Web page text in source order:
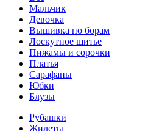
Мальчик
Девочка
Вышивка по борам
Лоскутное шитье
Пижамы и сорочки
Платья
Сарафаны
Юбки
Блузы
Рубашки
Жилеты